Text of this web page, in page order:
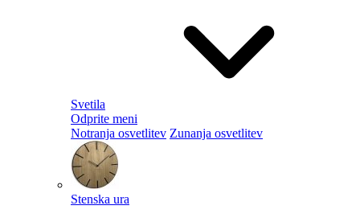
Svetila
Odprite meni
Notranja osvetlitev Zunanja osvetlitev
Stenska ura